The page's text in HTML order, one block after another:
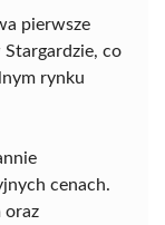
pierwsze
co
rynku
cenach.
oraz